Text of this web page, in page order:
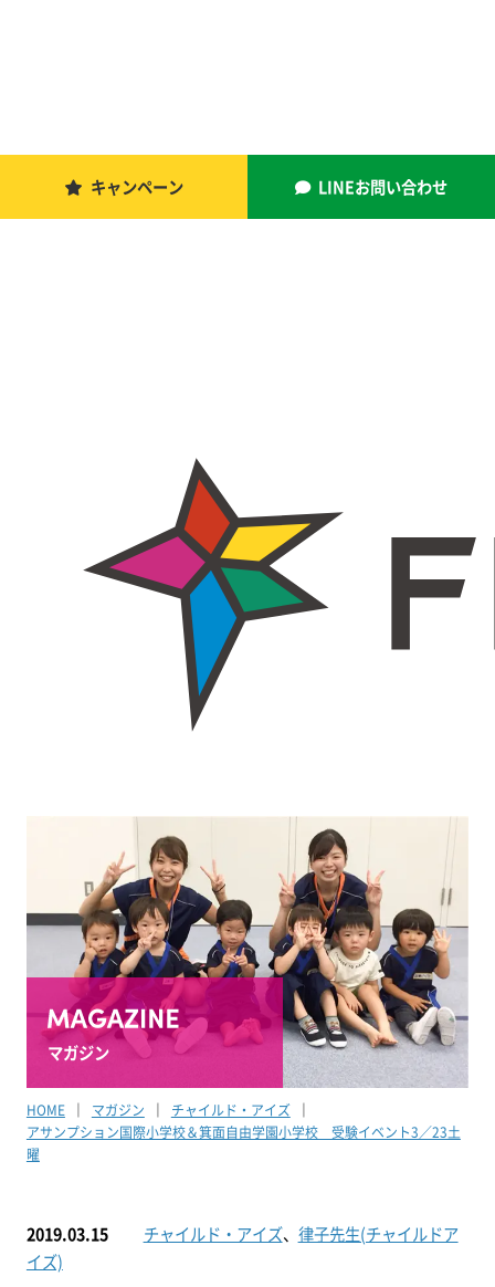
キャンペーン LINEお問い合わせ
マガジン
HOME マガジン
チャイルド・アイズ
アサンプション国際小学校＆箕面自由学園小学校 受験イベント3／23土
曜
2019.03.15 チャイルド・アイズ、 律子先生(チャイルドア
イズ)